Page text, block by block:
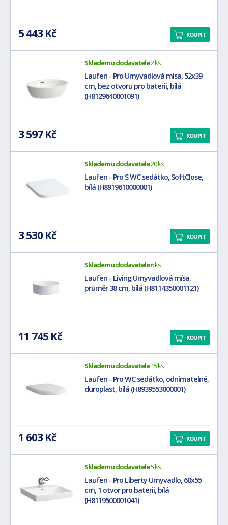
5 443 Kč KOUPIT
Skladem u dodavatele2 ks
Laufen - Pro Umyvadlová mísa, 52x39
cm, bez otvoru pro baterii, bílá
(H8129640001091)
3 597 Kč KOUPIT
Skladem u dodavatele20 ks
Laufen - Pro S WC sedátko, SoftClose,
bílá (H8919610000001)
3 530 Kč KOUPIT
Skladem u dodavatele6 ks
Laufen - Living Umyvadlová mísa,
průměr 38 cm, bílá (H8114350001121)
11 745 Kč KOUPIT
Skladem u dodavatele15 ks
Laufen - Pro WC sedátko, odnímatelné,
duroplast, bílá (H8939553000001)
1 603 Kč KOUPIT
Skladem u dodavatele5 ks
Laufen - Pro Liberty Umyvadlo, 60x55
cm, 1 otvor pro baterii, bílá
(H8119500001041)